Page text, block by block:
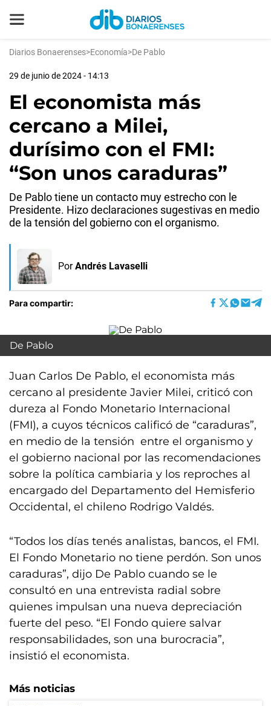
Diarios Bonaerenses>Economía>De Pablo
29 de junio de 2024 - 14:13
El economista más
cercano a Milei,
durísimo con el FMI:
“Son unos caraduras”
De Pablo tiene un contacto muy estrecho con le
Presidente. Hizo declaraciones sugestivas en medio
de la tensión del gobierno con el organismo.
Por Andrés Lavaselli
Para compartir:
De Pablo
Juan Carlos De Pablo, el economista más
cercano al presidente Javier Milei, criticó con
dureza al Fondo Monetario Internacional
(FMI), a cuyos técnicos calificó de “caraduras”,
en medio de la tensión entre el organismo y
el gobierno nacional por las recomendaciones
sobre la política cambiaria y los reproches al
encargado del Departamento del Hemisferio
Occidental, el chileno Rodrigo Valdés.
“Todos los días tenés analistas, bancos, el FMI.
El Fondo Monetario no tiene perdón. Son unos
caraduras”, dijo De Pablo cuando se le
consultó en una entrevista radial sobre
quienes impulsan una nueva depreciación
fuerte del peso. “El Fondo quiere salvar
responsabilidades, son una burocracia”,
insistió el economista.
Más noticias